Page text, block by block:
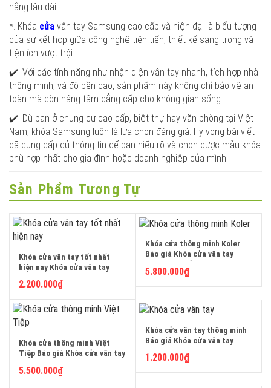
nắng lâu dài.
*. Khóa cửa vân tay Samsung cao cấp và hiện đại là biểu tượng
của sự kết hợp giữa công nghệ tiên tiến, thiết kế sang trọng và
tiện ích vượt trội.
✔️. Với các tính năng như nhận diện vân tay nhanh, tích hợp nhà
thông minh, và độ bền cao, sản phẩm này không chỉ bảo vệ an
toàn mà còn nâng tầm đẳng cấp cho không gian sống.
✔️. Dù bạn ở chung cư cao cấp, biệt thự hay văn phòng tại Việt
Nam, khóa Samsung luôn là lựa chọn đáng giá. Hy vọng bài viết
đã cung cấp đủ thông tin để bạn hiểu rõ và chọn được mẫu khóa
phù hợp nhất cho gia đình hoặc doanh nghiệp của mình!
Sản Phẩm Tương Tự
Khóa cửa vân tay tốt nhất
hiện nay Khóa cửa vân tay
hãng thương hiệu cao cấp gỗ
nhôm kính xiaomi samsung
huy hoàng hafele việt tiệp
Khóa cửa điện tử fuji zkteco
koler klassler Bosch Kaadas
Philips Tuya Demax Unicor
kitos yale homekit kassler
aqara adel văn phòng các loại
nào tốt an toàn nhất hiện nay
2.200.000₫
Khóa cửa thông minh Koler
Báo giá Khóa cửa vân tay
Koler 9850 của nước nào
những hãng thương hiệu cao
cấp cho cửa gỗ sắt nhôm kính
hafele việt tiệp Khóa cửa điện
tử fuji zkteco koler klassler
Bosch Kaadas Philips Tuya
Demax Unicor kitos yale
homekit aqara adel văn phòng
các loại nào tốt an toàn bền
5.800.000₫
Khóa cửa thông minh Việt
Tiệp Báo giá Khóa cửa vân tay
hiệu cao cấp cho cửa gỗ sắt
nhôm kính xiaomi samsung
5.500.000₫
Khóa cửa vân tay thông minh
Báo giá Khóa cửa vân tay
kính Top 15 xiaomi samsung
huy hoàng hafele việt tiệp
1.200.000₫